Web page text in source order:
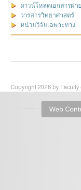
ดาวน์โหลดเอกสารฝ่า
วารสารวิทยาศาสตร์
หน่วยวิจัยเฉพาะทาง
Copyright 2026 by
Web